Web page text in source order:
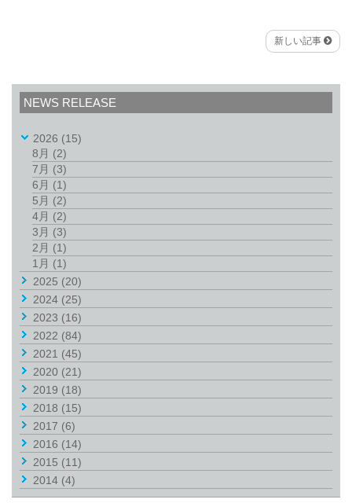
新しい記事
NEWS RELEASE
2026 (15)
8月 (2)
7月 (3)
6月 (1)
5月 (2)
4月 (2)
3月 (3)
2月 (1)
1月 (1)
2025 (20)
2024 (25)
2023 (16)
2022 (84)
2021 (45)
2020 (21)
2019 (18)
2018 (15)
2017 (6)
2016 (14)
2015 (11)
2014 (4)